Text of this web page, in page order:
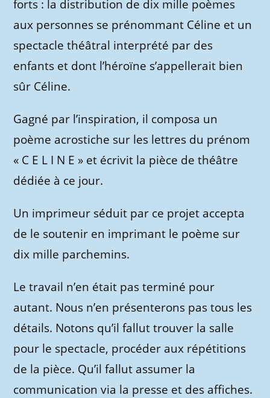
forts : la distribution de dix mille poèmes
aux personnes se prénommant Céline et un
spectacle théâtral interprété par des
enfants et dont l’héroïne s’appellerait bien
sûr Céline.
Gagné par l’inspiration, il composa un
poème acrostiche sur les lettres du prénom
« C E L I N E » et écrivit la pièce de théâtre
dédiée à ce jour.
Un imprimeur séduit par ce projet accepta
de le soutenir en imprimant le poème sur
dix mille parchemins.
Le travail n’en était pas terminé pour
autant. Nous n’en présenterons pas tous les
détails. Notons qu’il fallut trouver la salle
pour le spectacle, procéder aux répétitions
de la pièce. Qu’il fallut assumer la
communication via la presse et des affiches.